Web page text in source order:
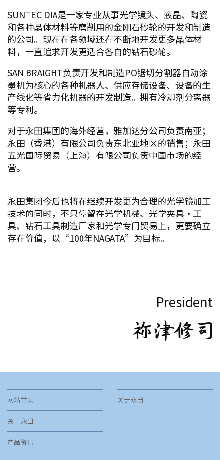
SUNTEC DIA是一家专业从事光学镜头、液晶、陶瓷
和各种晶体材料等磨削用的金刚石砂轮的开发和制造
的公司。现在在各领域还在不断地开发更多晶体材
料，一直追求开发更适合各自的钻石砂轮。
SAN BRAIGHT负责开发和制造PO锯切分割器自动涂
墨机为核心的各种机器人、供应存储设备、设备的生
产线化等省力化机器的开发制造。拥有冷却剂分离器
等专利。
对于永田集团的海外经营，雅加达分公司负责南亚；
永田（香港）有限公司负责东北亚地区的销售；永田
五光国际贸易（上海）有限公司负责中国市场的经
营。
永田集团今后也将在继续开发更为合理的光学镜加工
技术的同时，不只停留在光学机械、光学夹具・工
具、钻石工具制造厂家和光学专门贸易上，更要确立
存在价值，以“100年NAGATA”为目标。
President
网站首页
关于永田
产品资讯
关于永田